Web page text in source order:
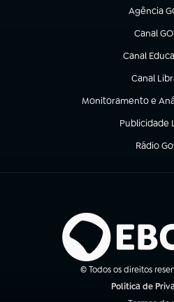
Agência
(abre em
Canal
(abre em
Canal
(abre em
Canal
(abre em
Monitoramento e
(abre em nova aba)
Publicidade
(abre em
Rádio
(abre em
© Todos os direitos
Política de